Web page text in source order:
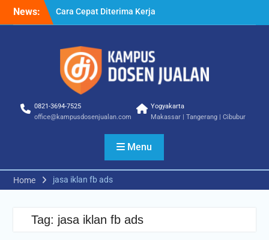
News:
Cara Cepat Diterima Kerja
– Tips Praktis yang Bisa
Cara Biar Dapat Pekerjaan
– Panduan Lengkap untuk
Pencari Kerja
Cara Dapat Pekerjaan –
Memperbesar Peluang
0821-3694-7525
office@kampusdosenjualan.com
Yogyakarta
Makassar | Tangerang | Cibubur
Menu
Home jasa iklan fb ads
Tag: jasa iklan fb ads